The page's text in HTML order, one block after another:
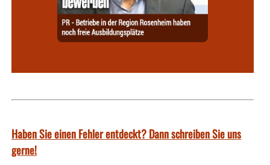
Haben Sie einen Fehler entdeckt? Dann schreiben Sie uns
gerne!